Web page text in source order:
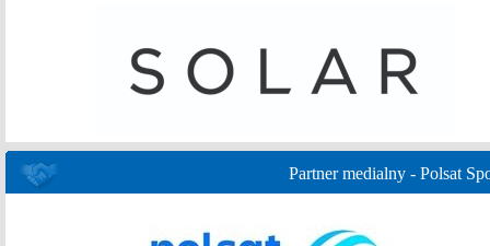
Partner medialny - Polsat